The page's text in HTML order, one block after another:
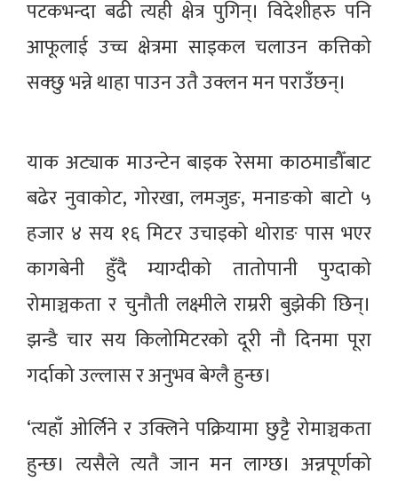
पटकभन्दा बढी त्यही क्षेत्र पुगिन्। विदेशीहरु पनि
आफूलाई उच्च क्षेत्रमा साइकल चलाउन कत्तिको
सक्छु भन्ने थाहा पाउन उतै उक्लन मन पराउँछन्।
याक अट्याक माउन्टेन बाइक रेसमा काठमाडौँबाट
बढेर नुवाकोट, गोरखा, लमजुङ, मनाङको बाटो ५
हजार ४ सय १६ मिटर उचाइको थोराङ पास भएर
कागबेनी हुँदै म्याग्दीको तातोपानी पुग्दाको
रोमाञ्चकता र चुनौती लक्ष्मीले राम्ररी बुझेकी छिन्।
झन्डै चार सय किलोमिटरको दूरी नौ दिनमा पूरा
गर्दाको उल्लास र अनुभव बेग्लै हुन्छ।
‘त्यहाँ ओर्लिने र उक्लिने पक्रियामा छुट्टै रोमाञ्चकता
हुन्छ। त्यसैले त्यतै जान मन लाग्छ। अन्नपूर्णको